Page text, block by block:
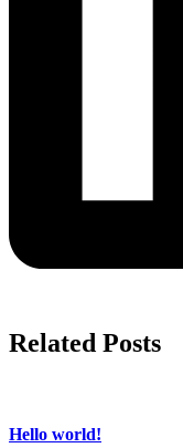
Related Posts
Hello world!